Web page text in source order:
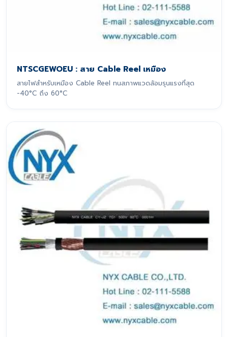
NTSCGEWOEU : สาย Cable Reel เหมือง
สายไฟสำหรับเหมือง Cable Reel ทนสภาพแวดล้อมรุนแรงที่สุด
-40°C ถึง 60°C